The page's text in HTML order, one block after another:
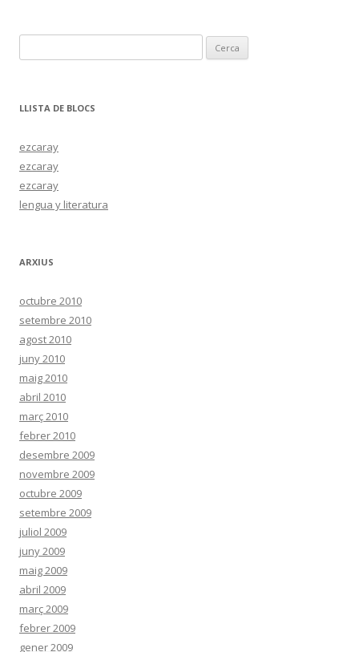
e
cLLISTA DE BLOCS
ezcaray
ezcaray
ezcaray
lengua y literatura
ARXIUS
octubre 2010
setembre 2010
agost 2010
juny 2010
maig 2010
abril 2010
març 2010
febrer 2010
desembre 2009
novembre 2009
octubre 2009
setembre 2009
juliol 2009
juny 2009
maig 2009
abril 2009
març 2009
febrer 2009
gener 2009